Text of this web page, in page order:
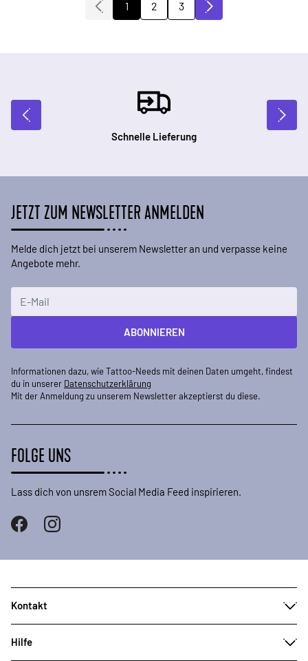
Sie lesen gerade die Seite
1
Seite
2
Seite
3
Schnelle Lieferung
JETZT ZUM NEWSLETTER ANMELDEN
Melde dich jetzt bei unserem Newsletter an und verpasse keine
Angebote mehr.
ABONNIEREN
Informationen dazu, wie Tattoo-Needs mit deinen Daten umgeht, findest
du in unserer Datenschutzerklärung
Mit der Anmeldung zu unserem Newsletter akzeptierst du diese.
FOLGE UNS
Lass dich von unsrem Social Media Feed inspirieren.
Kontakt
Hilfe